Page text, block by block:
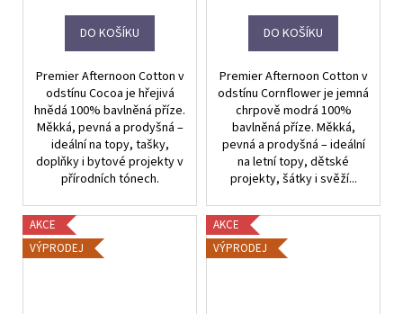
DO KOŠÍKU
Premier Afternoon Cotton v
odstínu Cocoa je hřejivá
hnědá 100% bavlněná příze.
Měkká, pevná a prodyšná –
ideální na topy, tašky,
doplňky i bytové projekty v
přírodních tónech.
DO KOŠÍKU
Premier Afternoon Cotton v
odstínu Cornflower je jemná
chrpově modrá 100%
bavlněná příze. Měkká,
pevná a prodyšná – ideální
na letní topy, dětské
projekty, šátky i svěží...
AKCE
VÝPRODEJ
AKCE
VÝPRODEJ